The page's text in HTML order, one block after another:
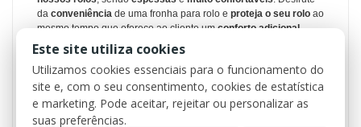
da conveniência de uma fronha para rolo e proteja o seu rolo ao
mesmo tempo que oferece ao cliente um conforto adicional
As fronhas em algodão/poliéster são duráveis e
completamentelaváveis na máquina.
Meio Rolo Normal
Formato: Semi-Circular
Dimensões: 66 cm comprimento x 15 cm largura x 8 cm altura
Este site utiliza cookies
Utilizamos cookies essenciais para o funcionamento do
site e, com o seu consentimento, cookies de estatística
e marketing. Pode aceitar, rejeitar ou personalizar as
suas preferências.